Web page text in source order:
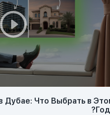
Дубае: Что Выбрать в